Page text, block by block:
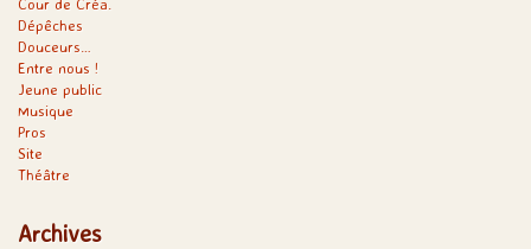
Dépêches
Douceurs…
Entre nous !
Jeune public
Musique
Pros
Site
Théâtre
Archives